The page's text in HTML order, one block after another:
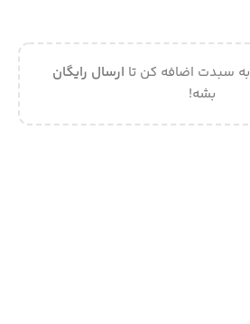
به سبدت اضافه کن تا ارسال رایگان
بشه!